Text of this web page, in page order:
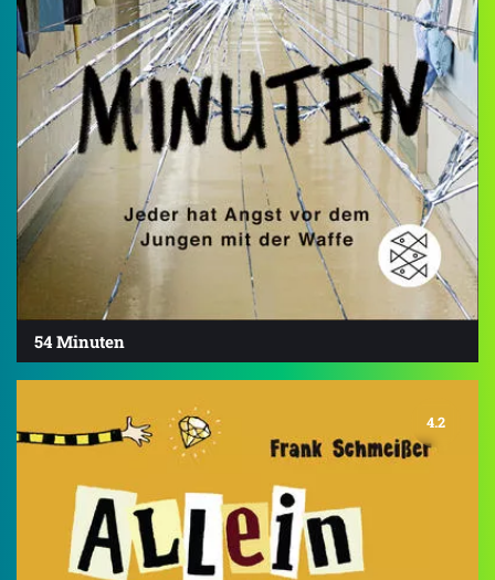
54 Minuten
4.2